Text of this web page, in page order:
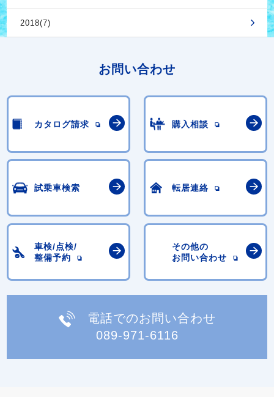
2018(7)
お問い合わせ
カタログ請求 購入相談
試乗車検索 転居連絡
車検/点検/
整備予約
その他の
お問い合わせ
電話でのお問い合わせ
089-971-6116